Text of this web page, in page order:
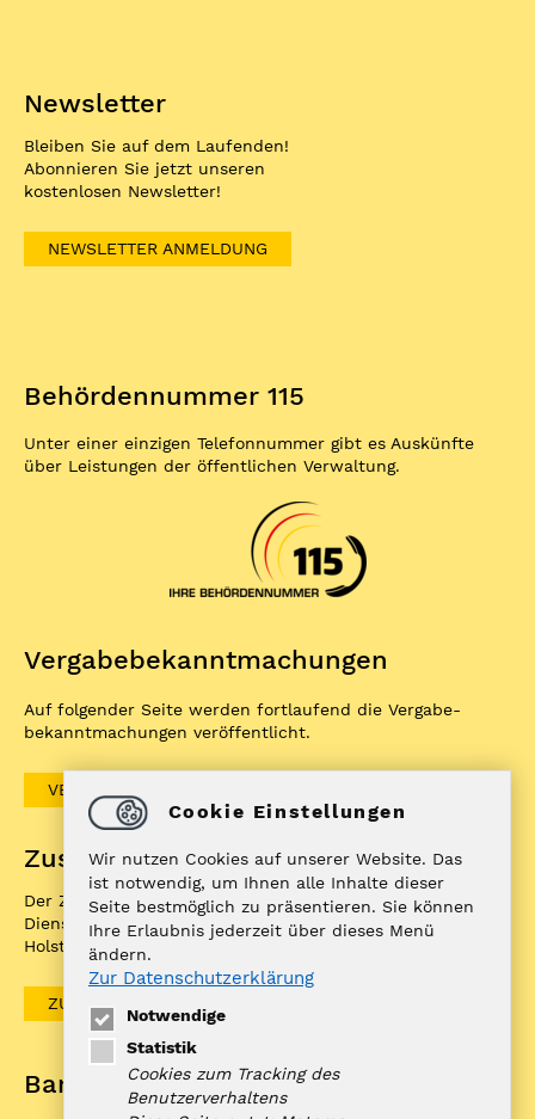
Newsletter
Bleiben Sie auf dem Laufenden!
Abonnieren Sie jetzt unseren
kostenlosen Newsletter!
NEWSLETTER ANMELDUNG
Behördennummer 115
Unter einer einzigen Telefonnummer gibt es Auskünfte
über Leistungen der öffentlichen Verwaltung.
Vergabe­bekannt­machungen
Auf folgender Seite werden fortlaufend die Vergabe­
bekannt­machungen veröffentlicht.
VERGABEBEKANNTMACHUNGEN
Zuständigkeitenfinder
Der ZuFiSH ist ein Informations­portal rund um
Dienstleistungen, die die öffentliche Hand in Schleswig-
Holstein Ihnen als BürgerIn anbietet.
ZUFISH
Bankverbindung
Cookie Einstellungen
Wir nutzen Cookies auf unserer Website. Das
ist notwendig, um Ihnen alle Inhalte dieser
Seite bestmöglich zu präsentieren. Sie können
Ihre Erlaubnis jederzeit über dieses Menü
ändern.
Zur Datenschutzerklärung
Notwendige
Statistik
Cookies zum Tracking des
Benutzerverhaltens